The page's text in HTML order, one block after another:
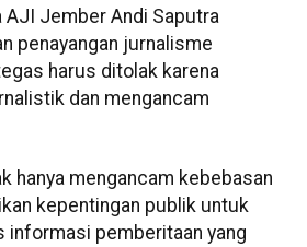
AJI Jember Andi Saputra
penayangan jurnalisme
harus ditolak karena
dan mengancam
hanya mengancam kebebasan
kepentingan publik untuk
informasi pemberitaan yang